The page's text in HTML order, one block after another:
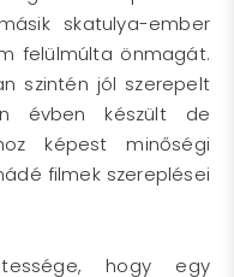
skatulya-ember
felülmúlta önmagát.
szintén jól szerepelt
évben készült de
képest minőségi
filmek szereplései
hogy egy